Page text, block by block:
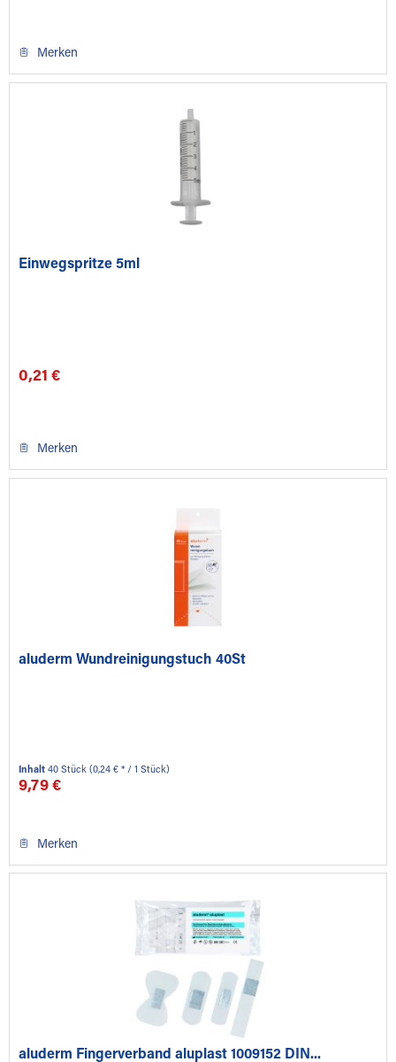
Merken
Einwegspritze 5ml
0,21 €
Merken
aluderm Wundreinigungstuch 40St
Inhalt40 Stück(0,24 € * / 1 Stück)
9,79 €
Merken
aluderm Fingerverband aluplast 1009152 DIN...